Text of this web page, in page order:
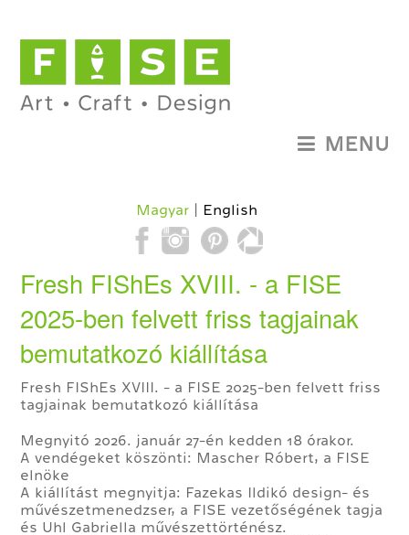
Magyar English
MENU
Fresh FIShEs XVIII. - a FISE
2025-ben felvett friss tagjainak
bemutatkozó kiállítása
Fresh FIShEs XVIII. - a FISE 2025-ben felvett friss
tagjainak bemutatkozó kiállítása
Megnyitó 2026. január 27-én kedden 18 órakor.
A vendégeket köszönti: Mascher Róbert, a FISE
elnöke
A kiállítást megnyitja: Fazekas Ildikó design- és
művészetmenedzser, a FISE vezetőségének tagja
és Uhl Gabriella művészettörténész.